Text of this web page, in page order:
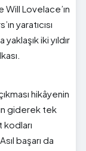
Lovelace’ın
yaratıcısı
iki yıldır
hikâyenin
giderek tek
başarı da